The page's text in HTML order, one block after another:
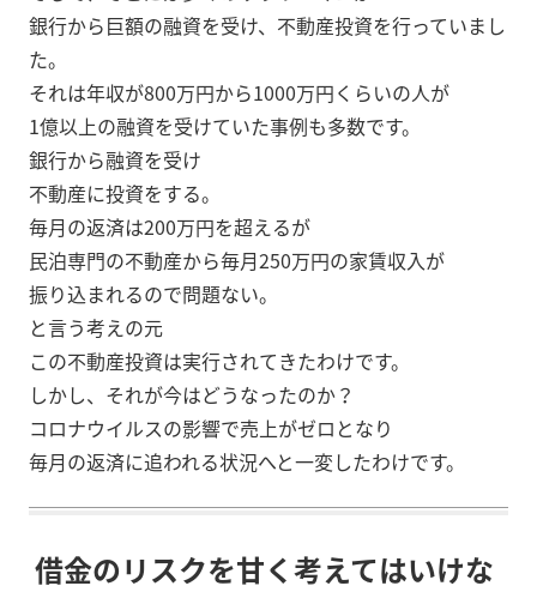
銀行から巨額の融資を受け、不動産投資を行っていまし
た。
それは年収が800万円から1000万円くらいの人が
1億以上の融資を受けていた事例も多数です。
銀行から融資を受け
不動産に投資をする。
毎月の返済は200万円を超えるが
民泊専門の不動産から毎月250万円の家賃収入が
振り込まれるので問題ない。
と言う考えの元
この不動産投資は実行されてきたわけです。
しかし、それが今はどうなったのか？
コロナウイルスの影響で売上がゼロとなり
毎月の返済に追われる状況へと一変したわけです。
借金のリスクを甘く考えてはいけな